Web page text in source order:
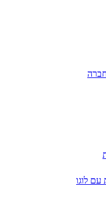
חברה
עם לוגו